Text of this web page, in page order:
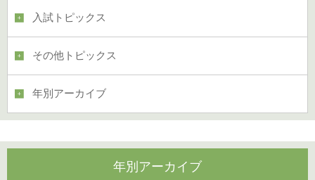
入試トピックス
その他トピックス
年別アーカイブ
年別アーカイブ